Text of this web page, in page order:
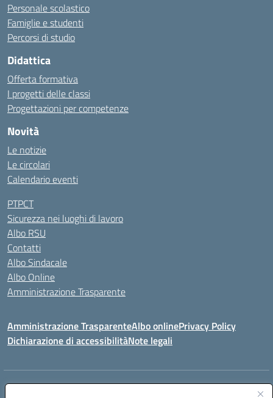
Personale scolastico
Famiglie e studenti
Percorsi di studio
Didattica
Offerta formativa
I progetti delle classi
Progettazioni per competenze
Novità
Le notizie
Le circolari
Calendario eventi
PTPCT
Sicurezza nei luoghi di lavoro
Albo RSU
Contatti
Albo Sindacale
Albo Online
Amministrazione Trasparente
Amministrazione TrasparenteAlbo onlinePrivacy Policy
Dichiarazione di accessibilitàNote legali
Centralino: